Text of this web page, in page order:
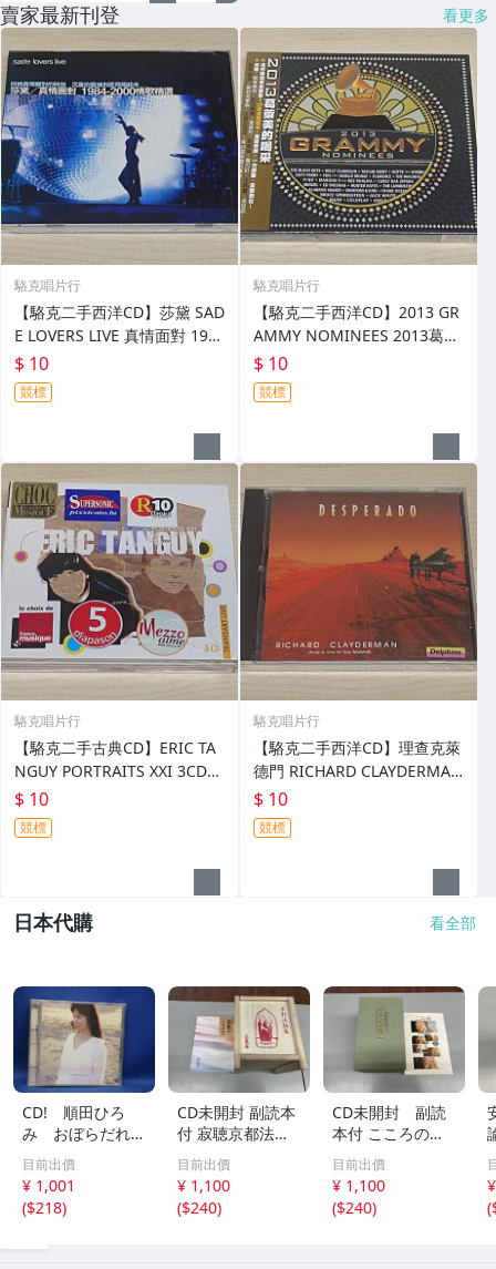
賣家最新刊登 看更多
駱克唱片行
【駱克二手西洋CD】莎黛 SAD
E LOVERS LIVE 真情面對 198
4-2000情歌精選 中英歌詞壓痕
側標黃斑&黏在外殼 專輯頁黃
斑&霉點
$ 10
競標
駱克唱片行
【駱克二手西洋CD】2013 GR
AMMY NOMINEES 2013葛萊
美的喝采 全新未拆
$ 10
競標
駱克唱片行
【駱克二手古典CD】ERIC TA
NGUY PORTRAITS XXI 3CD
全新未拆
$ 10
競標
駱克唱片行
【駱克二手西洋CD】理查克萊
德門 RICHARD CLAYDERMAN
DESPERADO 鋼琴演奏 亡命之
徒 全新未拆
$ 10
競標
日本代購 看全部
CD! 順田ひろ
み おぼらだれ
ん 帯付き OM
CD-16 42405
目前出價
¥ 1,001
($218)
CD未開封 副読本
付 寂聴京都法話
集 ユーキャン
目前出價
¥ 1,100
($240)
CD未開封 副読
本付 こころの
扉 河合隼雄講話
集
目前出價
¥ 1,100
($240)
(